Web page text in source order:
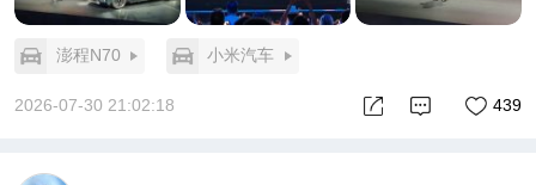
澎程N70 小米汽车
2026-07-30 21:02:18 439